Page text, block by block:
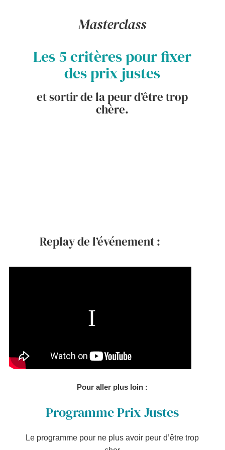
Masterclass
Les 5 critères pour fixer
des prix justes
et sortir de la peur d’être trop
chère.
Replay de l’événement :
Pour aller plus loin :
Programme Prix Justes
Le programme pour ne plus avoir peur d’être trop